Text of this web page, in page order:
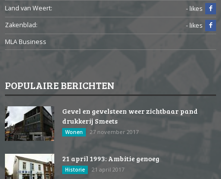
Land van Weert:
- likes
Zakenblad:
- likes
MLA Business
POPULAIRE BERICHTEN
Gevel en gevelsteen weer zichtbaar pand
drukkerij Smeets
Wonen 27 november 2017
21 april 1993: Ambitie genoeg
Historie 21 april 2017